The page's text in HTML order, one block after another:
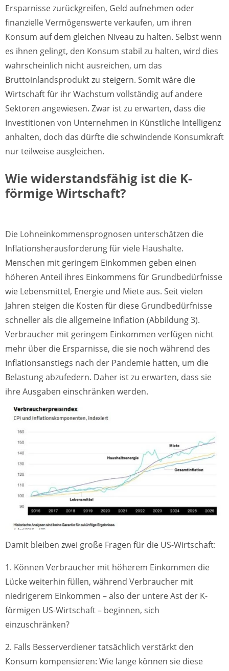
Ersparnisse zurückgreifen, Geld aufnehmen oder
finanzielle Vermögenswerte verkaufen, um ihren
Konsum auf dem gleichen Niveau zu halten. Selbst wenn
es ihnen gelingt, den Konsum stabil zu halten, wird dies
wahrscheinlich nicht ausreichen, um das
Bruttoinlandsprodukt zu steigern. Somit wäre die
Wirtschaft für ihr Wachstum vollständig auf andere
Sektoren angewiesen. Zwar ist zu erwarten, dass die
Investitionen von Unternehmen in Künstliche Intelligenz
anhalten, doch das dürfte die schwindende Konsumkraft
nur teilweise ausgleichen.
Wie widerstandsfähig ist die K-
förmige Wirtschaft?
Die Lohneinkommensprognosen unterschätzen die
Inflationsherausforderung für viele Haushalte.
Menschen mit geringem Einkommen geben einen
höheren Anteil ihres Einkommens für Grundbedürfnisse
wie Lebensmittel, Energie und Miete aus. Seit vielen
Jahren steigen die Kosten für diese Grundbedürfnisse
schneller als die allgemeine Inflation (Abbildung 3).
Verbraucher mit geringem Einkommen verfügen nicht
mehr über die Ersparnisse, die sie noch während des
Inflationsanstiegs nach der Pandemie hatten, um die
Belastung abzufedern. Daher ist zu erwarten, dass sie
ihre Ausgaben einschränken werden.
Damit bleiben zwei große Fragen für die US-Wirtschaft:
1. Können Verbraucher mit höherem Einkommen die
Lücke weiterhin füllen, während Verbraucher mit
niedrigerem Einkommen – also der untere Ast der K-
förmigen US-Wirtschaft – beginnen, sich
einzuschränken?
2. Falls Besserverdiener tatsächlich verstärkt den
Konsum kompensieren: Wie lange können sie diese